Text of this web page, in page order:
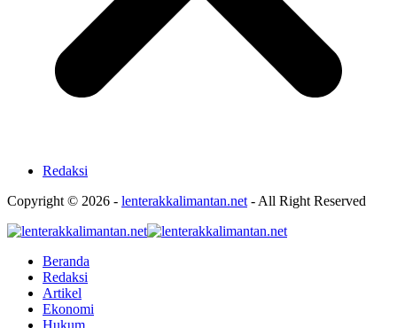
Redaksi
Copyright © 2026 - lenterakkalimantan.net - All Right Reserved
Beranda
Redaksi
Artikel
Ekonomi
Hukum